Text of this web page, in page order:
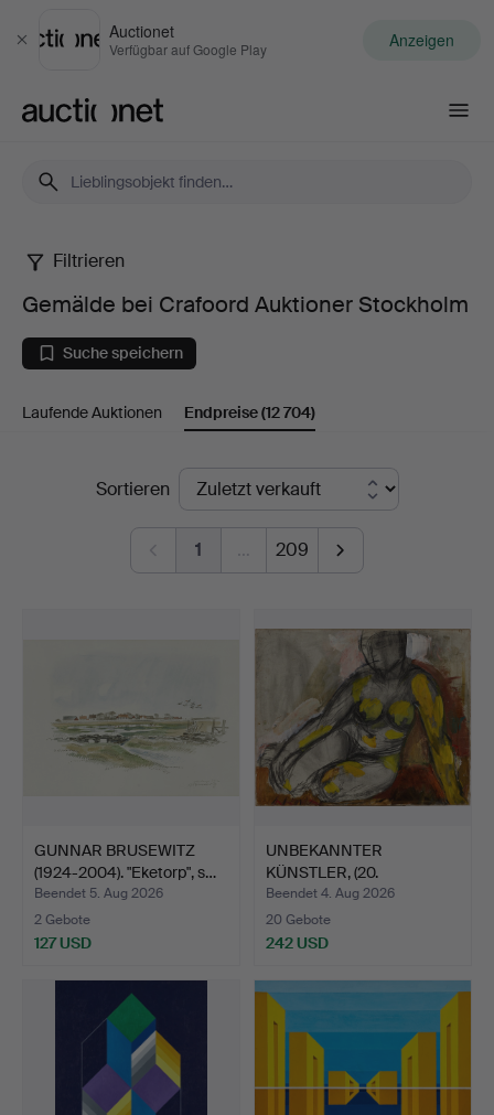
Schließen
Auctionet
Verfügbar auf Google Play Anzeigen
Gemälde
bei
Crafoord
Auktioner
Stockholm
Filtrieren
Gemälde bei Crafoord Auktioner Stockholm
Suche speichern
Laufende Auktionen Endpreise(12 704)
EndpreiseSortieren
1 … 209
GUNNAR BRUSEWITZ
(1924-2004). "Eketorp", s…
Beendet 5. Aug 2026
2 Gebote
127 USD
UNBEKANNTER
KÜNSTLER, (20.
Jahrhundert), M…
Beendet 4. Aug 2026
20 Gebote
242 USD